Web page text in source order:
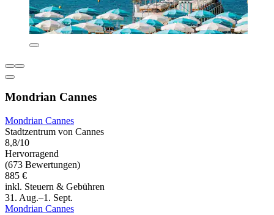
Mondrian Cannes
Mondrian Cannes
Stadtzentrum von Cannes
8,8/10
Hervorragend
(673 Bewertungen)
885 €
inkl. Steuern & Gebühren
31. Aug.–1. Sept.
Mondrian Cannes